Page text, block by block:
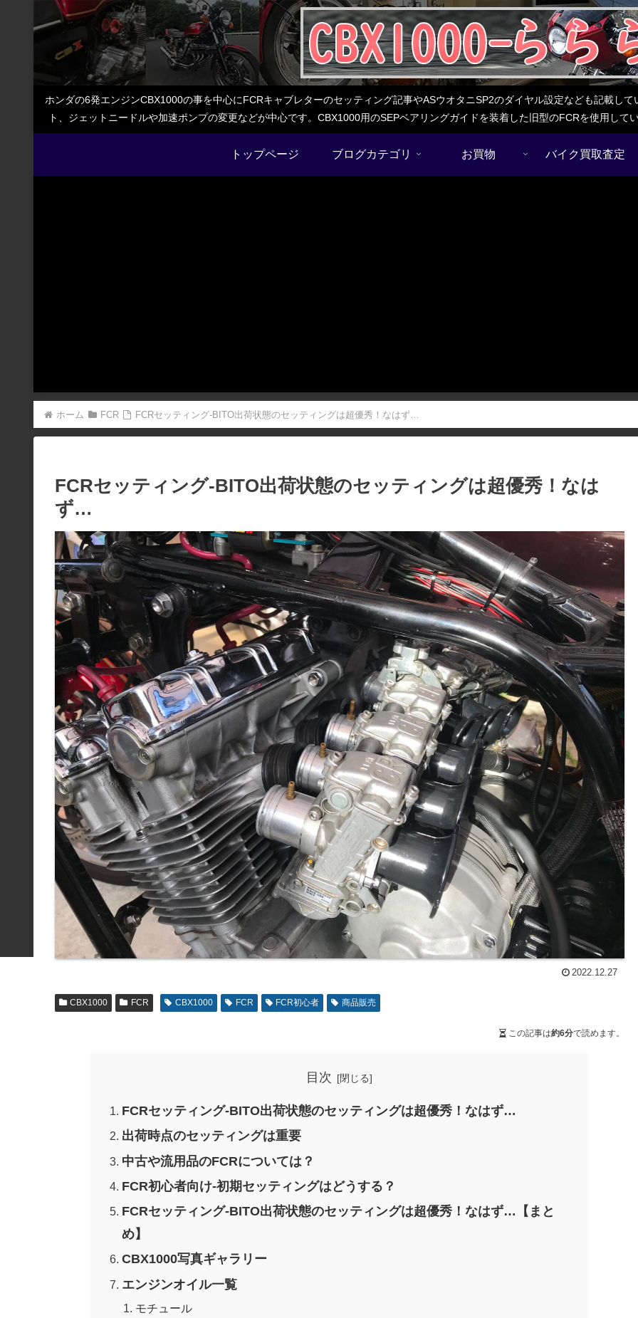
ホンダの6発エンジンCBX1000の事を中心にFCRキャブレターのセッティング記事やASウオタニSP2のダイヤル設定なども記載し
ト、ジェットニードルや加速ポンプの変更などが中心です。CBX1000用のSEPベアリングガイドを装着した旧型のFCRを使用し
トップページ ブログカテゴリ お買物 バイク買取査定
ホーム FCR FCRセッティング-BITO出荷状態のセッティングは超優秀！なはず…
FCRセッティング-BITO出荷状態のセッティングは超優秀！なは
ず…
2022.12.27
CBX1000 FCR CBX1000 FCR FCR初心者 商品販売
この記事は約6分で読めます。
目次
FCRセッティング-BITO出荷状態のセッティングは超優秀！なはず…
出荷時点のセッティングは重要
中古や流用品のFCRについては？
FCR初心者向け-初期セッティングはどうする？
FCRセッティング-BITO出荷状態のセッティングは超優秀！なはず…【まと
め】
CBX1000写真ギャラリー
エンジンオイル一覧
モチュール